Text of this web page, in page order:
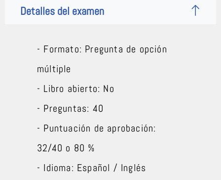
Detalles del examen
- Formato: Pregunta de opción
múltiple
- Libro abierto: No
- Preguntas: 40
- Puntuación de aprobación:
32/40 o 80 %
- Idioma: Español / Inglés